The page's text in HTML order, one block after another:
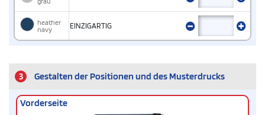
heather
navy
EINZIGARTIG
3 Gestalten der Positionen und des Musterdrucks
Vorderseite